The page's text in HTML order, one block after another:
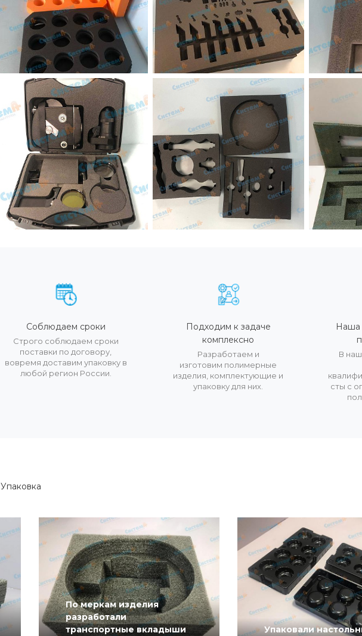
Соблюдаем сроки
Строго соблюдаем сроки
поставки по договору,
вовремя доставим упаковку в
любой регион России.
Подходим к задаче
комплексно
Разработаем и
изготовим полимерные
изделия, комплектующие и
упаковку для них.
Наша
В
сты с
Упаковка
По меркам изделия
разработали
транспортные вкладыши
Упаковали